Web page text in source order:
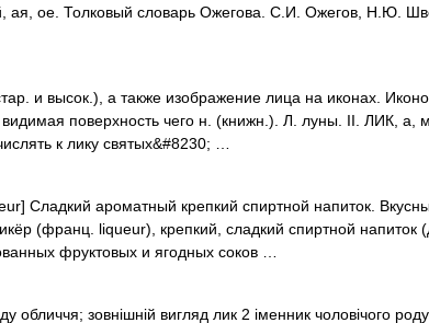
ая, ое. Толковый словарь Ожегова. С.И. Ожегов, Н.Ю.
и высок.), а также изображение лица на иконах.
поверхность чего н. (книжн.). Л. луны. II. ЛИК, а,
к лику святых&#8230; …
Сладкий ароматный крепкий спиртной напиток.
(франц. liqueur), крепкий, сладкий спиртной напиток
фруктовых и ягодных соков …
обличчя; зовнішній вигляд лик 2 іменник чоловічого